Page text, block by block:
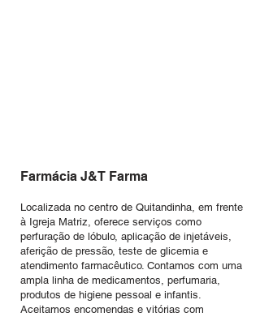
Farmácia J&T Farma
Localizada no centro de Quitandinha, em frente
à Igreja Matriz, oferece serviços como
perfuração de lóbulo, aplicação de injetáveis,
aferição de pressão, teste de glicemia e
atendimento farmacêutico. Contamos com uma
ampla linha de medicamentos, perfumaria,
produtos de higiene pessoal e infantis.
Aceitamos encomendas e vitórias com